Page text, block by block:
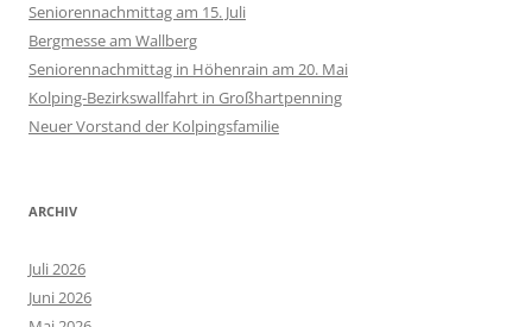
Seniorennachmittag am 15. Juli
Bergmesse am Wallberg
Seniorennachmittag in Höhenrain am 20. Mai
Kolping-Bezirkswallfahrt in Großhartpenning
Neuer Vorstand der Kolpingsfamilie
ARCHIV
Juli 2026
Juni 2026